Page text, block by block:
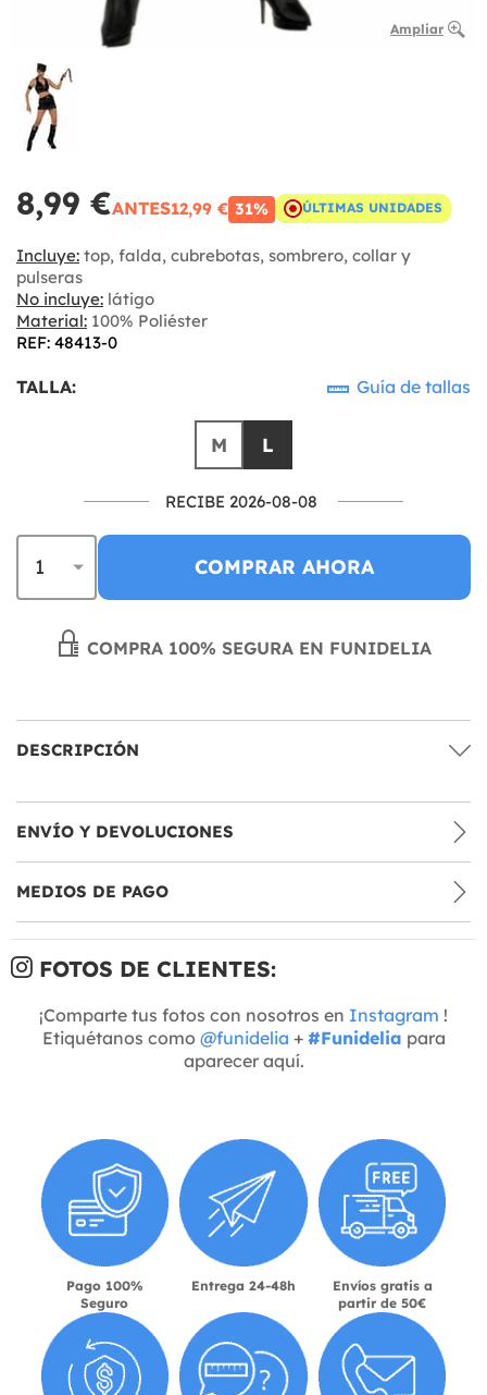
Ampliar
8,99 €ANTES12,99 € 31% ÚLTIMAS UNIDADES
Incluye: top, falda, cubrebotas, sombrero, collar y
pulseras
No incluye: látigo
Material: 100% Poliéster
REF: 48413-0
TALLA: Guía de tallas
M L
RECIBE 2026-08-08
COMPRAR AHORA
COMPRA 100% SEGURA EN FUNIDELIA
DESCRIPCIÓN
ENVÍO Y DEVOLUCIONES
MEDIOS DE PAGO
FOTOS DE CLIENTES:
¡Comparte tus fotos con nosotros en Instagram !
Etiquétanos como @funidelia + #Funidelia para
aparecer aquí.
Pago 100%
Seguro
Entrega 24-48h
Envíos gratis a
partir de 50€